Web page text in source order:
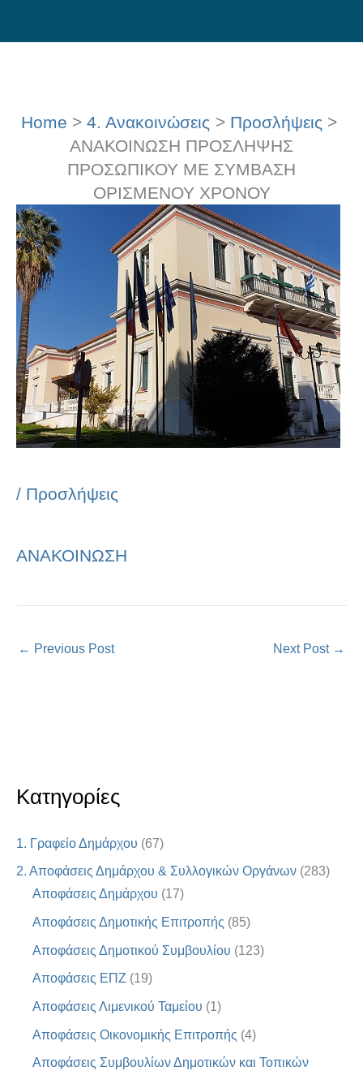
to
Κατηγορίες
1. Γραφείο Δημάρχου (67)
2. Αποφάσεις Δημάρχου & Συλλογικών Οργάνων (283)
Αποφάσεις Δημάρχου (17)
Αποφάσεις Δημοτικής Επιτροπής (85)
Αποφάσεις Δημοτικού Συμβουλίου (123)
Αποφάσεις ΕΠΖ (19)
Αποφάσεις Λιμενικού Ταμείου (1)
Αποφάσεις Οικονομικής Επιτροπής (4)
Αποφάσεις Συμβουλίων Δημοτικών και Τοπικών
Home 4. Ανακοινώσεις
Προσλήψεις
ΑΝΑΚΟΙΝΩΣΗ ΠΡΟΣΛΗΨΗΣ
ΠΡΟΣΩΠΙΚΟΥ ΜΕ ΣΥΜΒΑΣΗ
ΟΡΙΣΜΕΝΟΥ ΧΡΟΝΟΥ
/ Προσλήψεις
ΑΝΑΚΟΙΝΩΣΗ
← Previous Post Next Post →